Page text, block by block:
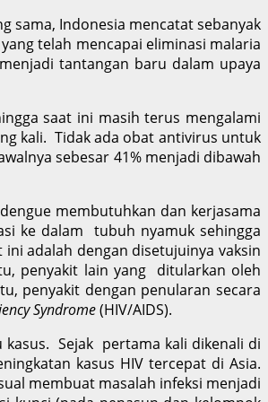
Indonesia mencatat sebanyak
telah mencapai eliminasi malaria
tantangan baru dalam upaya
saat ini masih terus mengalami
kali. Tidak ada obat antivirus untuk
sebesar 41% menjadi dibawah
membutuhkan dan kerjasama
ke dalam tubuh nyamuk sehingga
adalah dengan disetujuinya vaksin
penyakit lain yang ditularkan oleh
penyakit dengan penularan secara
Syndrome(HIV/AIDS).
Sejak pertama kali dikenali di
kasus HIV tercepat di Asia.
membuat masalah infeksi menjadi